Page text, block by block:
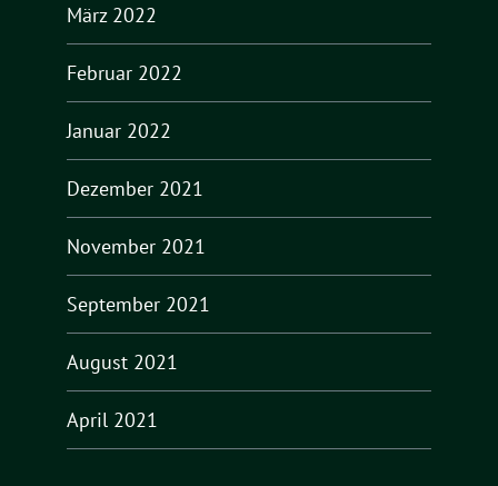
März 2022
Februar 2022
Januar 2022
Dezember 2021
November 2021
September 2021
August 2021
April 2021